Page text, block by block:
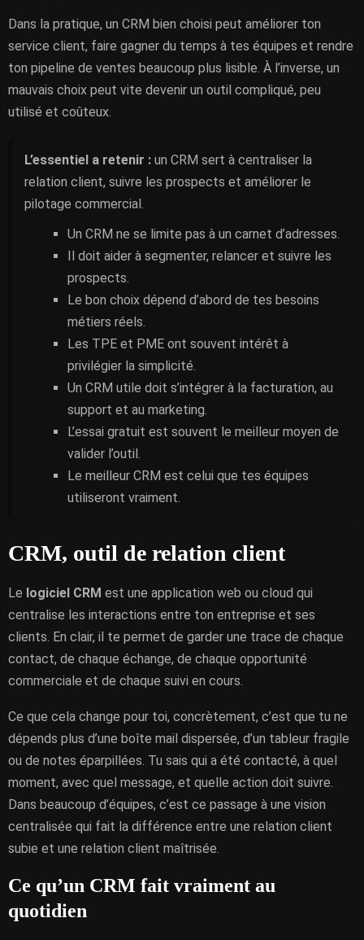
Dans la pratique, un CRM bien choisi peut améliorer ton
service client, faire gagner du temps à tes équipes et rendre
ton pipeline de ventes beaucoup plus lisible. À l’inverse, un
mauvais choix peut vite devenir un outil compliqué, peu
utilisé et coûteux.
L’essentiel a retenir : un CRM sert à centraliser la
relation client, suivre les prospects et améliorer le
pilotage commercial.
Un CRM ne se limite pas à un carnet d’adresses.
Il doit aider à segmenter, relancer et suivre les
prospects.
Le bon choix dépend d’abord de tes besoins
métiers réels.
Les TPE et PME ont souvent intérêt à
privilégier la simplicité.
Un CRM utile doit s’intégrer à la facturation, au
support et au marketing.
L’essai gratuit est souvent le meilleur moyen de
valider l’outil.
Le meilleur CRM est celui que tes équipes
utiliseront vraiment.
CRM, outil de relation client
Le logiciel CRM est une application web ou cloud qui
centralise les interactions entre ton entreprise et ses
clients. En clair, il te permet de garder une trace de chaque
contact, de chaque échange, de chaque opportunité
commerciale et de chaque suivi en cours.
Ce que cela change pour toi, concrètement, c’est que tu ne
dépends plus d’une boîte mail dispersée, d’un tableur fragile
ou de notes éparpillées. Tu sais qui a été contacté, à quel
moment, avec quel message, et quelle action doit suivre.
Dans beaucoup d’équipes, c’est ce passage à une vision
centralisée qui fait la différence entre une relation client
subie et une relation client maîtrisée.
Ce qu’un CRM fait vraiment au
quotidien